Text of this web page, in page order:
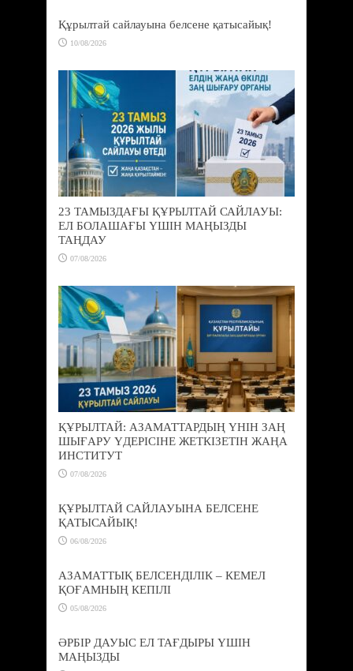
Құрылтай сайлауына белсене қатысайық!
10/08/2026
23 ТАМЫЗДАҒЫ ҚҰРЫЛТАЙ САЙЛАУЫ:
ЕЛ БОЛАШАҒЫ ҮШІН МАҢЫЗДЫ
ТАҢДАУ
07/08/2026
ҚҰРЫЛТАЙ: АЗАМАТТАРДЫҢ ҮНІН ЗАҢ
ШЫҒАРУ ҮДЕРІСІНЕ ЖЕТКІЗЕТІН ЖАҢА
ИНСТИТУТ
07/08/2026
ҚҰРЫЛТАЙ САЙЛАУЫНА БЕЛСЕНЕ
ҚАТЫСАЙЫҚ!
06/08/2026
АЗАМАТТЫҚ БЕЛСЕНДІЛІК – КЕМЕЛ
ҚОҒАМНЫҢ КЕПІЛІ
05/08/2026
ӘРБІР ДАУЫС ЕЛ ТАҒДЫРЫ ҮШІН
МАҢЫЗДЫ